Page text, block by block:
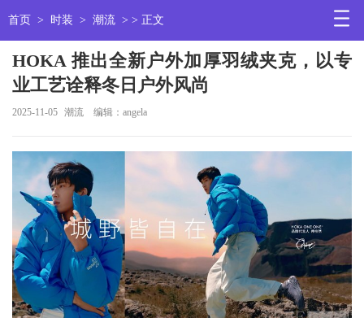
首页 > 时装 > 潮流 > > 正文
HOKA 推出全新户外加厚羽绒夹克，以专
业工艺诠释冬日户外风尚
2025-11-05 潮流 编辑：angela